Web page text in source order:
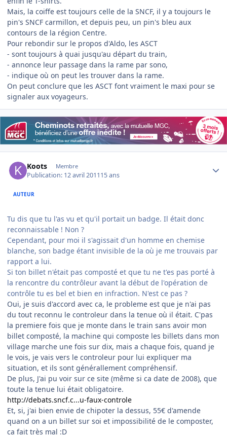
Mais, la coiffe est toujours celle de la SNCF, il y a toujours le
pin's SNCF carmillon, et depuis peu, un pin's bleu aux
contours de la région Centre.
Pour rebondir sur le propos d'Aldo, les ASCT
- sont toujours à quai jusqu'au départ du train,
- annonce leur passage dans la rame par sono,
- indique où on peut les trouver dans la rame.
On peut conclure que les ASCT font vraiment le maxi pour se
signaler aux voyageurs.
Koots Membre
Publication: 12 avril 201115 ans
AUTEUR
Tu dis que tu l'as vu et qu'il portait un badge. Il était donc
reconnaissable ! Non ?
Cependant, pour moi il s'agissait d'un homme en chemise
blanche, son badge étant invisible de la où je me trouvais par
rapport a lui.
Si ton billet n'était pas composté et que tu ne t'es pas porté à
la rencontre du contrôleur avant la début de l'opération de
contrôle tu es bel et bien en infraction. N'est ce pas ?
Oui, je suis d'accord avec ca, le probleme est que je n'ai pas
du tout reconnu le controleur dans la tenue où il était. C'pas
la premiere fois que je monte dans le train sans avoir mon
billet composté, la machine qui composte les billets dans mon
village marche une fois sur dix, mais a chaque fois, quand je
le vois, je vais vers le controleur pour lui expliquer ma
situation, et ils sont générallement compréhensif.
De plus, J'ai pu voir sur ce site (même si ca date de 2008), que
toute la tenue lui était obligatoire.
http://debats.sncf.c...u-faux-controle
Et, si, j'ai bien envie de chipoter la dessus, 55€ d'amende
quand on a un billet sur soi et impossibilité de le composter,
ca fait très mal :D